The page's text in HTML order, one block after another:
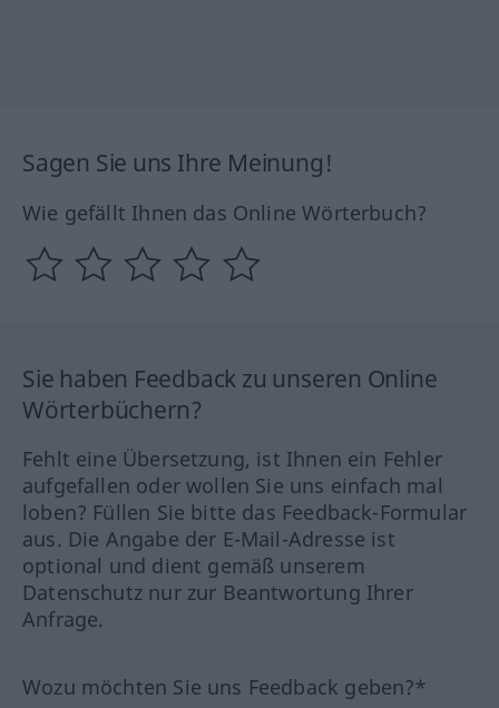
Sagen Sie uns Ihre Meinung!
Wie gefällt Ihnen das Online Wörterbuch?
Sie haben Feedback zu unseren Online
Wörterbüchern?
Fehlt eine Übersetzung, ist Ihnen ein Fehler
aufgefallen oder wollen Sie uns einfach mal
loben? Füllen Sie bitte das Feedback-Formular
aus. Die Angabe der E-Mail-Adresse ist
optional und dient gemäß unserem
Datenschutz nur zur Beantwortung Ihrer
Anfrage.
Wozu möchten Sie uns Feedback geben?*